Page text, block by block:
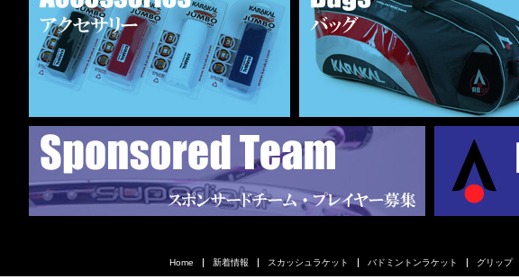
Home 新着情報 スカッシュラケット バドミントンラケット グリップ